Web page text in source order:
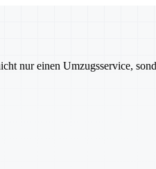
nur einen Umzugsservice,